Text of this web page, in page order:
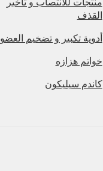
القذف
أدوية تكبير و تضخيم العضو
خواتم هزازه
كاندم سيليكون